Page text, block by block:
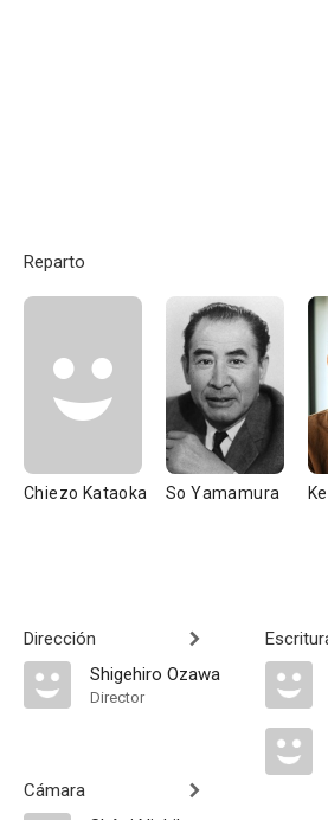
Reparto
Chiezo Kataoka So Yamamura
Dirección
Shigehiro Ozawa
Director
Cámara